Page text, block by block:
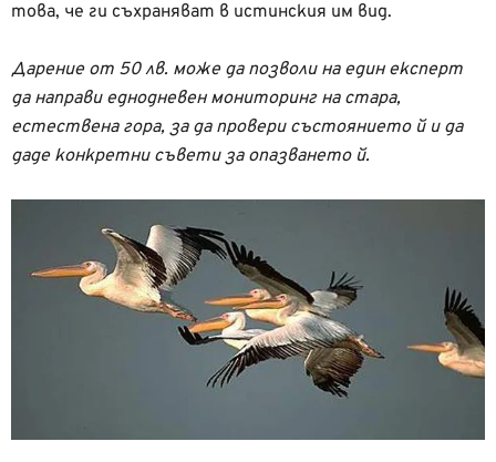
това, че ги съхраняват в истинския им вид.
Дарение от 50 лв. може да позволи на един експерт
да направи еднодневен мониторинг на стара,
естествена гора, за да провери състоянието й и да
даде конкретни съвети за опазването й.